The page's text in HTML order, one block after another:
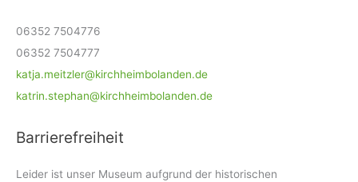
06352 7504776
06352 7504777
katja.meitzler@kirchheimbolanden.de
katrin.stephan@kirchheimbolanden.de
Barrierefreiheit
Leider ist unser Museum aufgrund der historischen